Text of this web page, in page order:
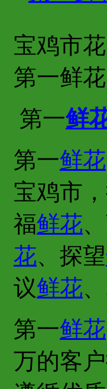
宝鸡市
第一鲜
第一鲜
第一鲜花
宝鸡市
福鲜花
花、探望
议鲜花
第一鲜花
万的客